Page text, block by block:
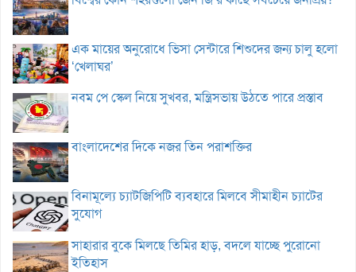
এক মায়ের অনুরোধে ভিসা সেন্টারে শিশুদের জন্য চালু হলো
‘খেলাঘর’
নবম পে স্কেল নিয়ে সুখবর, মন্ত্রিসভায় উঠতে পারে প্রস্তাব
বাংলাদেশের দিকে নজর তিন পরাশক্তির
বিনামূল্যে চ্যাটজিপিটি ব্যবহারে মিলবে সীমাহীন চ্যাটের
সুযোগ
সাহারার বুকে মিলছে তিমির হাড়, বদলে যাচ্ছে পুরোনো
ইতিহাস